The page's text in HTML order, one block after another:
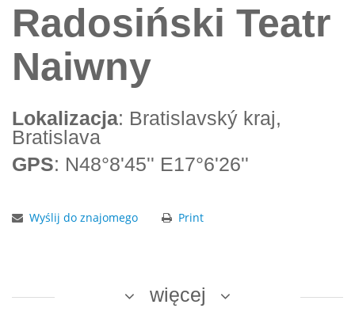
Radosiński Teatr
Naiwny
Lokalizacja: Bratislavský kraj,
Bratislava
GPS: N48°8'45'' E17°6'26''
Wyślij do znajomego Print
więcej